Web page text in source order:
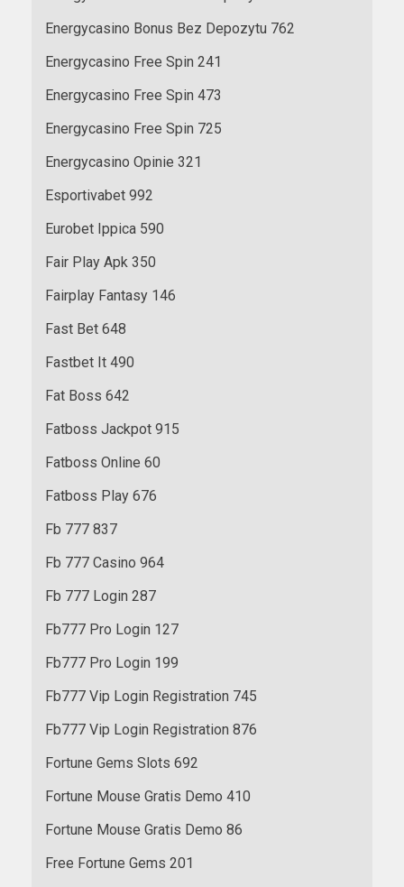
Energycasino Bonus Bez Depozytu 762
Energycasino Free Spin 241
Energycasino Free Spin 473
Energycasino Free Spin 725
Energycasino Opinie 321
Esportivabet 992
Eurobet Ippica 590
Fair Play Apk 350
Fairplay Fantasy 146
Fast Bet 648
Fastbet It 490
Fat Boss 642
Fatboss Jackpot 915
Fatboss Online 60
Fatboss Play 676
Fb 777 837
Fb 777 Casino 964
Fb 777 Login 287
Fb777 Pro Login 127
Fb777 Pro Login 199
Fb777 Vip Login Registration 745
Fb777 Vip Login Registration 876
Fortune Gems Slots 692
Fortune Mouse Gratis Demo 410
Fortune Mouse Gratis Demo 86
Free Fortune Gems 201